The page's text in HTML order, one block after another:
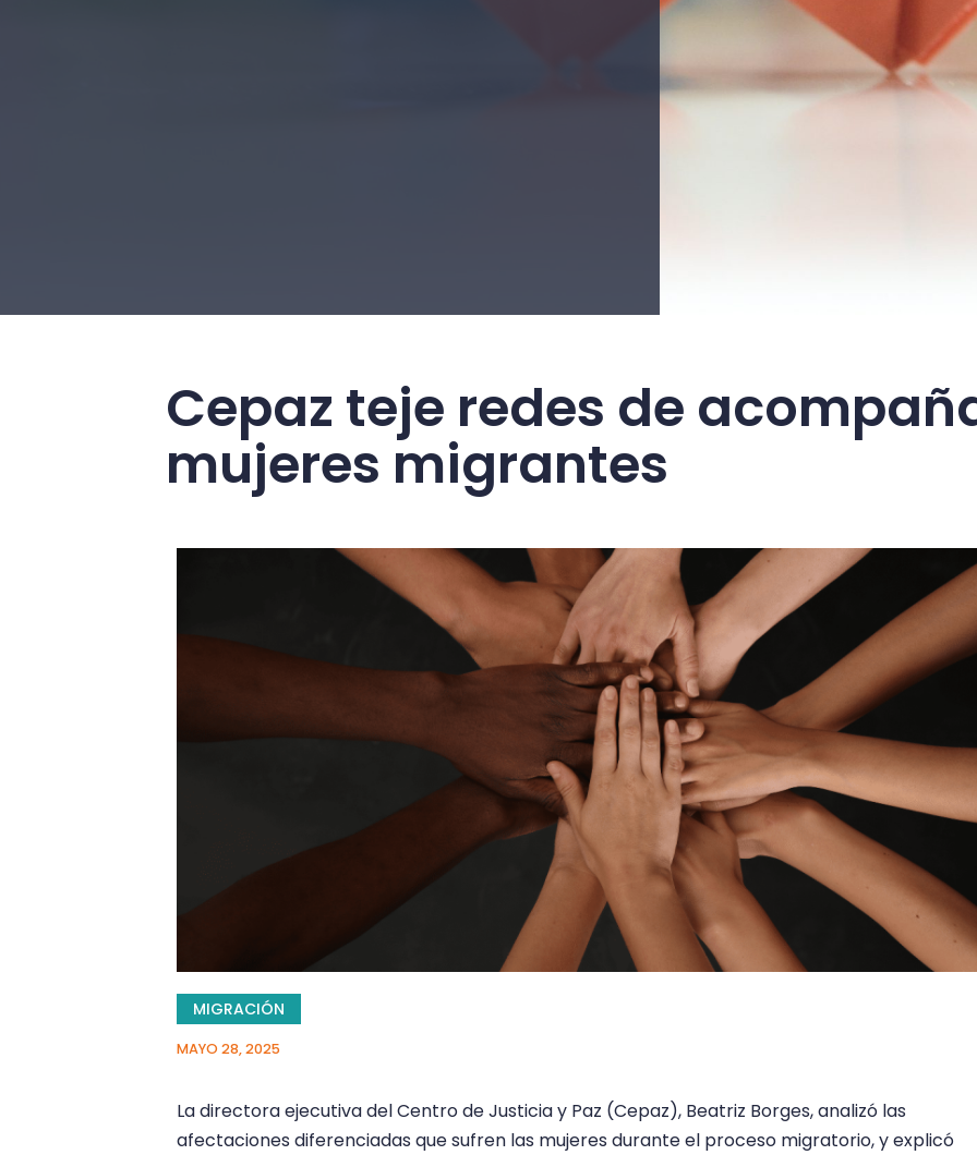
Cepaz teje redes de
mujeres migrantes
MIGRACIÓN
MAYO 28, 2025
La directora ejecutiva del Centro de Justicia y Paz (Cepaz), Beatriz Borges, analizó las
afectaciones diferenciadas que sufren las mujeres durante el proceso migratorio, y explicó